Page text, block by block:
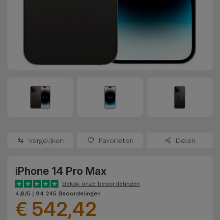
Oppo
Dyson
TCL
Refurbished
Samsung
Refurbished
iMac
Consoles
Bekijk
alles
Schermbeschermers
Opladers
en
Smartwatches
en Bandjes
Vergelijken Favorieten Delen
iPhone 14 Pro Max
Bekijk onze beoordelingen
4,8/5 | 94 245 Beoordelingen
€ 542,42